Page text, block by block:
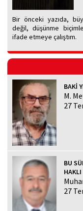
Bir önceki yazıda,
değil, düşünme
ifade etmeye çalıştım.
BAKİ
M.
27
BU
27